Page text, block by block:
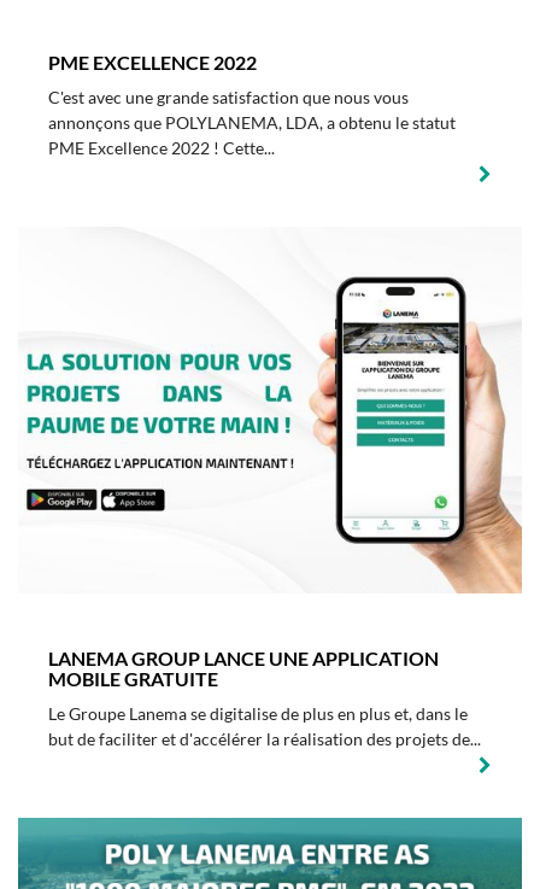
PME EXCELLENCE 2022
C'est avec une grande satisfaction que nous vous
annonçons que POLYLANEMA, LDA, a obtenu le statut
PME Excellence 2022 ! Cette...
LANEMA GROUP LANCE UNE APPLICATION
MOBILE GRATUITE
Le Groupe Lanema se digitalise de plus en plus et, dans le
but de faciliter et d'accélérer la réalisation des projets de...